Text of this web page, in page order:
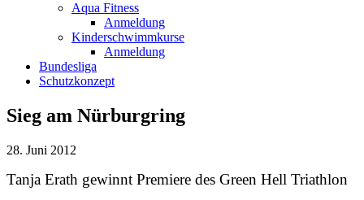
Aqua Fitness
Anmeldung
Kinderschwimmkurse
Anmeldung
Bundesliga
Schutzkonzept
Sieg am Nürburgring
28. Juni 2012
Tanja Erath gewinnt Premiere des Green Hell Triathlon